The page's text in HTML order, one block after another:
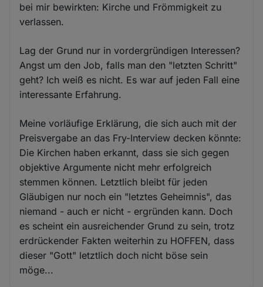
bei mir bewirkten: Kirche und Frömmigkeit zu
verlassen.
Lag der Grund nur in vordergründigen Interessen?
Angst um den Job, falls man den "letzten Schritt"
geht? Ich weiß es nicht. Es war auf jeden Fall eine
interessante Erfahrung.
Meine vorläufige Erklärung, die sich auch mit der
Preisvergabe an das Fry-Interview decken könnte:
Die Kirchen haben erkannt, dass sie sich gegen
objektive Argumente nicht mehr erfolgreich
stemmen können. Letztlich bleibt für jeden
Gläubigen nur noch ein "letztes Geheimnis", das
niemand - auch er nicht - ergründen kann. Doch
es scheint ein ausreichender Grund zu sein, trotz
erdrückender Fakten weiterhin zu HOFFEN, dass
dieser "Gott" letztlich doch nicht böse sein
möge...